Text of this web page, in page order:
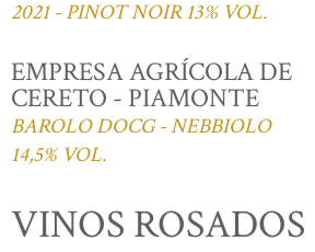
2021 - PINOT NOIR 13% VOL.
EMPRESA AGRÍCOLA DE
CERETO - PIAMONTE
BAROLO DOCG - NEBBIOLO
14,5% VOL.
VINOS ROSADOS